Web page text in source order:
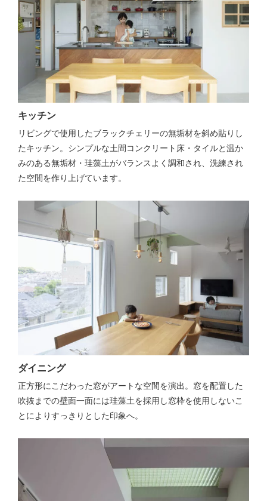
キッチン
リビングで使用したブラックチェリーの無垢材を斜め貼りし
たキッチン。シンプルな土間コンクリート床・タイルと温か
みのある無垢材・珪藻土がバランスよく調和され、洗練され
た空間を作り上げています。
ダイニング
正方形にこだわった窓がアートな空間を演出。窓を配置した
吹抜までの壁面一面には珪藻土を採用し窓枠を使用しないこ
とによりすっきりとした印象へ。